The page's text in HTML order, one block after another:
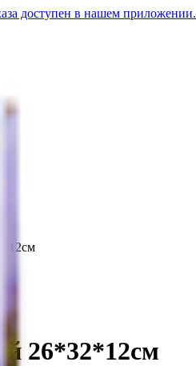
доступен в нашем приложении.
26*32*12см